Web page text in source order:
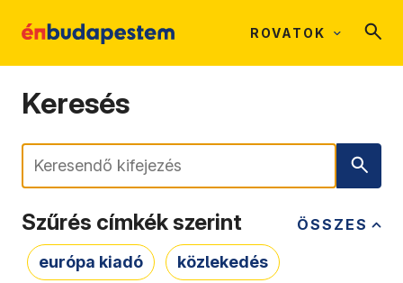
ROVATOK
Keresés
Keresés
ÖSSZES
Szűrés címkék szerint
európa kiadó közlekedés